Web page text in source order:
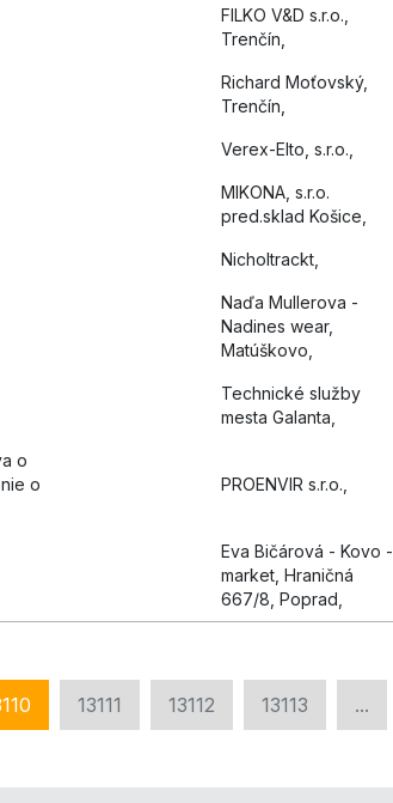
FILKO V&D s.r.o.,
Trenčín,
Richard Moťovský,
Trenčín,
Verex-Elto, s.r.o.,
MIKONA, s.r.o.
pred.sklad Košice,
Nicholtrackt,
Naďa Mullerova -
Nadines wear,
Matúškovo,
Technické služby
mesta Galanta,
o
o
PROENVIR s.r.o.,
Eva Bičárová - Kovo -
market, Hraničná
667/8, Poprad,
13111 13112 13113 ...